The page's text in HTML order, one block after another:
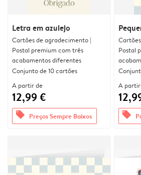
Letra em azulejo
Cartões de agradecimento |
Postal premium com três
acabamentos diferentes
Conjunto de 10 cartões
A partir de
12,99 €
offers Preços Sempre Baixos
Postal
A
offers